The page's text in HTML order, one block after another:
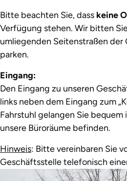
Bitte beachten Sie, dass keine
Verfügung stehen. Wir bitten
umliegenden Seitenstraßen der
parken.
Eingang:
Den Eingang zu unseren
links neben dem Eingang zum
Fahrstuhl gelangen Sie bequem
unsere Büroräume befinden.
Hinweis: Bitte vereinbaren Sie
Geschäftsstelle telefonisch